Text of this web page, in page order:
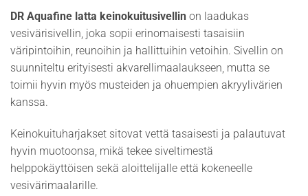
DR Aquafine latta keinokuitusivellin on laadukas
vesivärisivellin, joka sopii erinomaisesti tasaisiin
väripintoihin, reunoihin ja hallittuihin vetoihin. Sivellin on
suunniteltu erityisesti akvarellimaalaukseen, mutta se
toimii hyvin myös musteiden ja ohuempien akryylivärien
kanssa.
Keinokuituharjakset sitovat vettä tasaisesti ja palautuvat
hyvin muotoonsa, mikä tekee siveltimestä
helppokäyttöisen sekä aloittelijalle että kokeneelle
vesivärimaalarille.